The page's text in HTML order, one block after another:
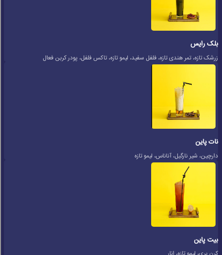
بلک رایس
زرشک تازه، تمر هندی تازه، فلفل سفید، لیمو تازه، تاکس فلفل، پودر کربن فعال
نات پاین
دارچین، شیر نارگیل، آناناس، لیمو تازه
بیت پاین